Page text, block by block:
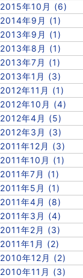
2015年10月 (6)
2014年9月 (1)
2013年9月 (1)
2013年8月 (1)
2013年7月 (1)
2013年1月 (3)
2012年11月 (1)
2012年10月 (4)
2012年4月 (5)
2012年3月 (3)
2011年12月 (3)
2011年10月 (1)
2011年7月 (1)
2011年5月 (1)
2011年4月 (8)
2011年3月 (4)
2011年2月 (3)
2011年1月 (2)
2010年12月 (2)
2010年11月 (3)